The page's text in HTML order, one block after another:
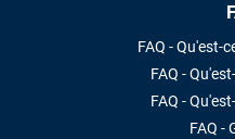
FAQ - Qu'est-
FAQ -
FAQ -
FAQ -